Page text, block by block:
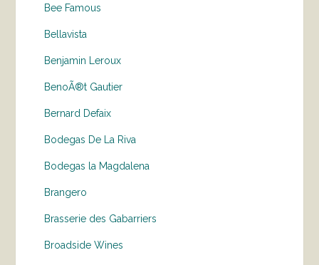
Bee Famous
Bellavista
Benjamin Leroux
BenoÃ®t Gautier
Bernard Defaix
Bodegas De La Riva
Bodegas la Magdalena
Brangero
Brasserie des Gabarriers
Broadside Wines